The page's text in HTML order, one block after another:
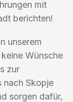
mit
berichten!
unserem
Wünsche
zur
nach Skopje
sorgen dafür,